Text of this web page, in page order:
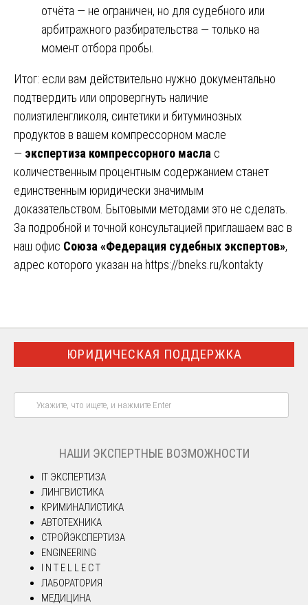
отчёта — не ограничен, но для судебного или
арбитражного разбирательства — только на
момент отбора пробы.
Итог: если вам действительно нужно документально
подтвердить или опровергнуть наличие
полиэтиленгликоля, синтетики и битуминозных
продуктов в вашем компрессорном масле
— экспертиза компрессорного масла с
количественным процентным содержанием станет
единственным юридически значимым
доказательством. Бытовыми методами это не сделать.
За подробной и точной консультацией приглашаем вас в
наш офис Союза «Федерация судебных экспертов»,
адрес которого указан на https://bneks.ru/kontakty
ЮРИДИЧЕСКАЯ ПОДДЕРЖКА
НАШИ ЭКСПЕРТНЫЕ ВОЗМОЖНОСТИ
IT ЭКСПЕРТИЗА
ЛИНГВИСТИКА
КРИМИНАЛИСТИКА
АВТОТЕХНИКА
СТРОЙЭКСПЕРТИЗА
ENGINEERING
I N T E L L E C T
ЛАБОРАТОРИЯ
МЕДИЦИНА